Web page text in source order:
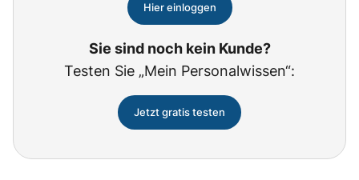
Hier einloggen
Sie sind noch kein Kunde?
Testen Sie „Mein Personalwissen“:
Jetzt gratis testen